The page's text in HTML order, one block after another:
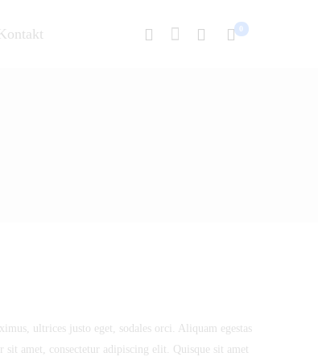
0
ultrices justo eget, sodales orci. Aliquam egestas
amet, consectetur adipiscing elit. Quisque sit amet